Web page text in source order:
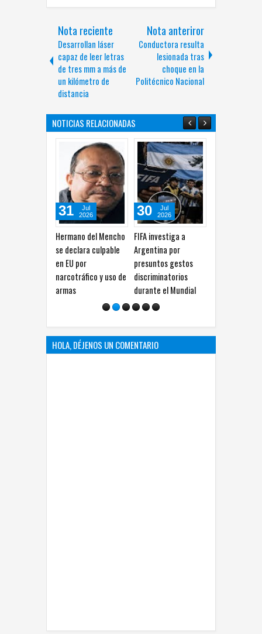
Nota reciente
Desarrollan láser
capaz de leer letras
de tres mm a más de
un kilómetro de
distancia
Nota anteriror
Conductora resulta
lesionada tras
choque en la
Politécnico Nacional
NOTICIAS RELACIONADAS
Hermano del Mencho
se declara culpable
narcotráfico y uso de
FIFA investiga a
Argentina por
presuntos gestos
discriminatorios
durante el Mundial
30
Jul
Envejecimiento
podría aumentar las
emisiones generadas
por los alimentos
29
Jul
HOLA, DÉJENOS UN COMENTARIO